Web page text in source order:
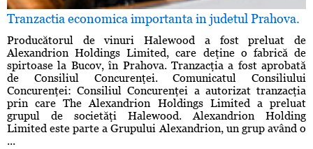
Tranzactia economica importanta in judetul Prahova.
Producătorul de vinuri Halewood a fost preluat de
Alexandrion Holdings Limited, care deţine o fabrică de
spirtoase la Bucov, în Prahova. Tranzacţia a fost aprobată
de Consiliul Concurenţei. Comunicatul Consiliului
Concurenţei: Consiliul Concurenţei a autorizat tranzacţia
prin care The Alexandrion Holdings Limited a preluat
grupul de societăţi Halewood. Alexandrion Holding
Limited este parte a Grupului Alexandrion, un grup având o
...